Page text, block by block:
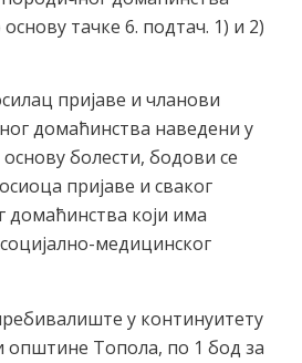
тачке 6. подтач. 1) и 2)
пријаве и чланови
домаћинства наведени у
основу болести, бодови се
пријаве и сваког
домаћинства који има
медицинског
у континуитету
општине Топола, по 1 бод за